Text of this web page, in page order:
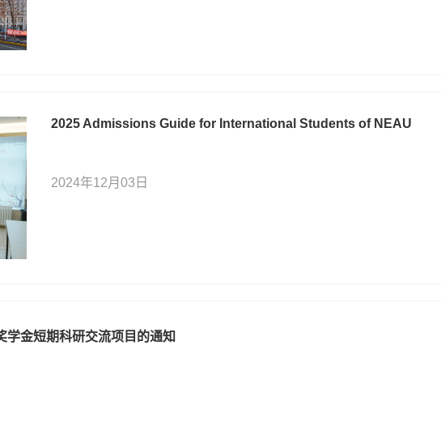
2025 Admissions Guide for International Students of NEAU
2024年12月03日
学金短期科研交流项目的通知